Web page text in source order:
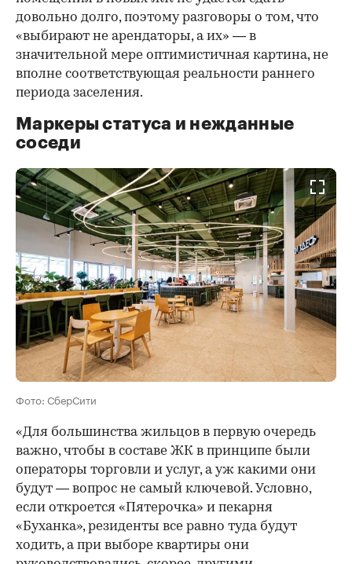
довольно долго, поэтому разговоры о том, что
«выбирают не арендаторы, а их» — в
значительной мере оптимистичная картина, не
вполне соответствующая реальности раннего
периода заселения.
Маркеры статуса и нежданные
соседи
Фото: СберСити
«Для большинства жильцов в первую очередь
важно, чтобы в составе ЖК в принципе были
операторы торговли и услуг, а уж какими они
будут — вопрос не самый ключевой. Условно,
если откроется «Пятерочка» и пекарня
«Буханка», резиденты все равно туда будут
ходить, а при выборе квартиры они